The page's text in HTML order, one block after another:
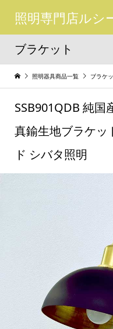
照明専門店ルシ
ブラケット
照明器具商品一覧 ブラケ
SSB901QDB 純国
真鍮生地ブラケッ
ド シバタ照明